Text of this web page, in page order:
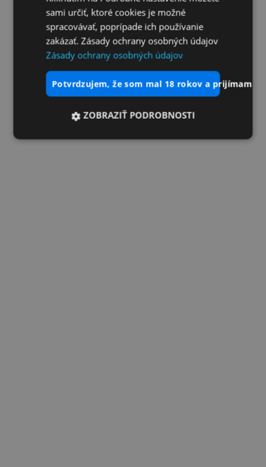
sami určiť, ktoré cookies je možné
spracovávať, poprípade ich používanie
zakázať. Zásady ochrany osobných údajov
Zásady ochrany osobných údajov
potvrdzujem, že som mal 18 rokov a prijímam
ZOBRAZIŤ PODROBNOSTI